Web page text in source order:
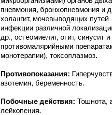
пневмония, бронхопневмония и
холангит, мочевыводящих путей
инфекции различной
др., остеомиелит, отит, синусит
противомалярийными
монотерапии), токсоплазмоз.
Противопоказания:
азотемия, беременность.
Побочные действия: Тошнота,
лейкопения.